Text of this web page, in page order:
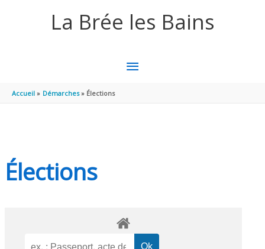
La Brée les Bains
MENU
Accueil Démarches Élections
Élections